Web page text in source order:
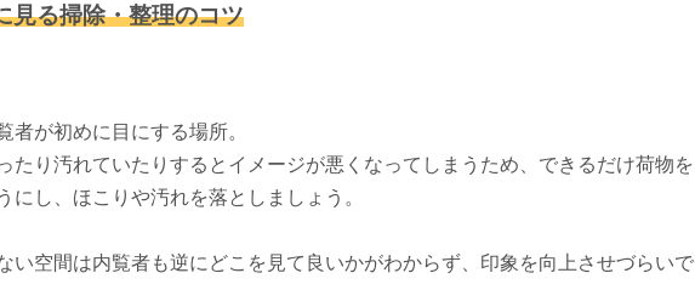
見る掃除・整理のコツ
者が初めに目にする場所。
たり汚れていたりするとイメージが悪くなってしまうため、できるだけ荷物を
にし、ほこりや汚れを落としましょう。
い空間は内覧者も逆にどこを見て良いかがわからず、印象を向上させづらいで